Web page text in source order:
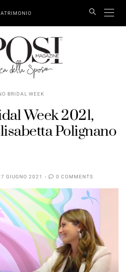
BRIDAL WEEK
Week 2021,
Polignano
GIUGNO 2021 0 COMMENTS